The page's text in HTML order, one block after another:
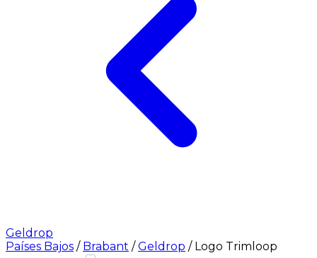
Geldrop
Países Bajos / Brabant / Geldrop / Logo Trimloop